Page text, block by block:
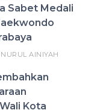
Sabet Medali
AINIYAH
Kota